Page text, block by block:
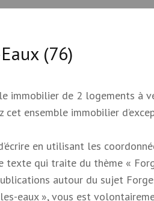
(76)
immobilier de 2 logements à
cet ensemble immobilier
en utilisant les
texte qui traite du thème «
autour du sujet
eaux », vous est